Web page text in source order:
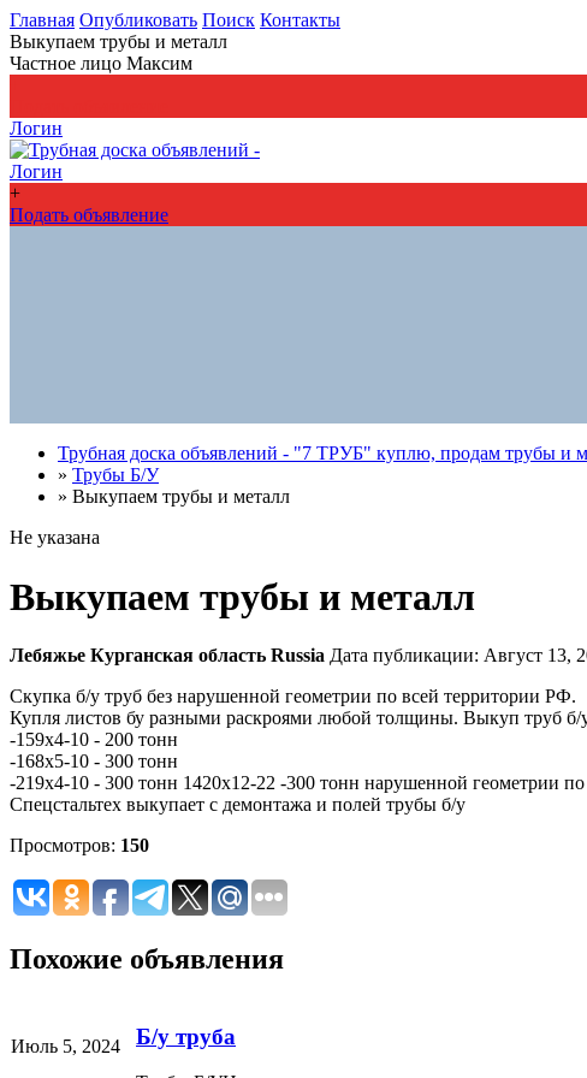
Главная Опубликовать Поиск Контакты
Выкупаем трубы и металл
Частное лицо Максим
Логин
Логин
+
Подать объявление
Трубная доска объявлений - "7 ТРУБ" куплю, продам трубы и
» Трубы Б/У
» Выкупаем трубы и металл
Не указана
Выкупаем трубы и металл
Лебяжье Курганская область Russia Дата публикации: Август 13,
Скупка б/у труб без нарушенной геометрии по всей территории РФ.
Купля листов бу разными раскроями любой толщины. Выкуп труб
-159x4-10 - 200 тонн
-168х5-10 - 300 тонн
-219х4-10 - 300 тонн 1420х12-22 -300 тонн нарушенной геометрии
Спецстальтех выкупает с демонтажа и полей трубы б/у
Просмотров: 150
Похожие объявления
Июль 5, 2024 Б/у труба